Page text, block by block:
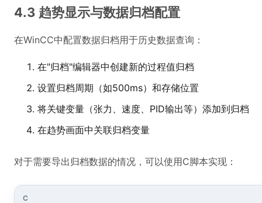
4.3 趋势显示与数据归档配置
在WinCC中配置数据归档用于历史数据查询：
在"归档"编辑器中创建新的过程值归档
设置归档周期（如500ms）和存储位置
将关键变量（张力、速度、PID输出等）添加到归档
在趋势画面中关联归档变量
对于需要导出归档数据的情况，可以使用C脚本实现：
C